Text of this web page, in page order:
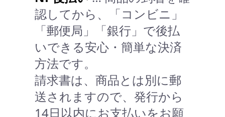
認してから、「コンビニ」
「郵便局」「銀行」で後払
いできる安心・簡単な決済
方法です。
請求書は、商品とは別に郵
送されますので、発行から
14日以内にお支払いをお願